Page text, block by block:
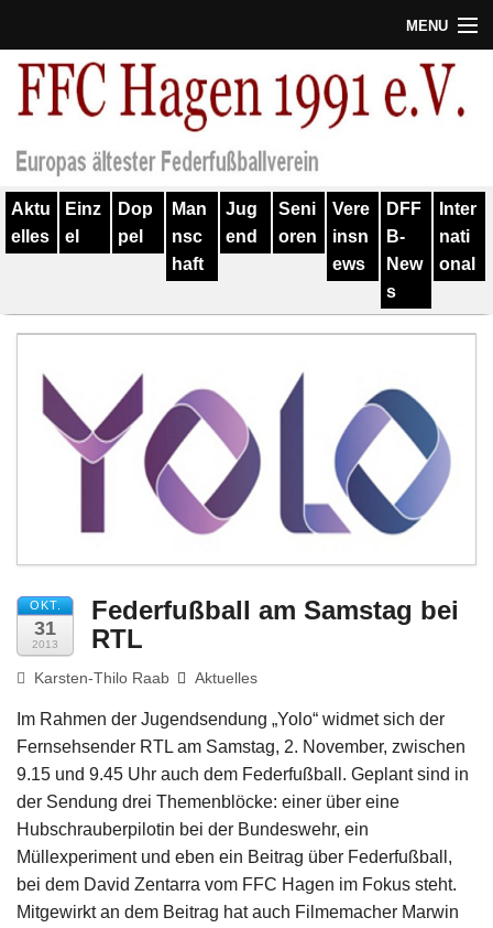
MENU
Termine
Verein
Geschichte
Training
Kontakt
Aktu
elles
Einz
el
Dop
pel
Man
nsc
haft
Jug
end
Seni
oren
Vere
insn
ews
DFF
B-
New
s
Inter
nati
onal
OKT.
31
2013
Federfußball am Samstag bei
RTL
Karsten-Thilo Raab Aktuelles
Im Rahmen der Jugendsendung „Yolo“ widmet sich der
Fernsehsender RTL am Samstag, 2. November, zwischen
9.15 und 9.45 Uhr auch dem Federfußball. Geplant sind in
der Sendung drei Themenblöcke: einer über eine
Hubschrauberpilotin bei der Bundeswehr, ein
Müllexperiment und eben ein Beitrag über Federfußball,
bei dem David Zentarra vom FFC Hagen im Fokus steht.
Mitgewirkt an dem Beitrag hat auch Filmemacher Marwin